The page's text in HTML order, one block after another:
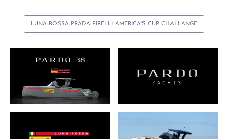
LUNA ROSSA PRADA PIRELLI AMERICA'S CUP CHALLANGE